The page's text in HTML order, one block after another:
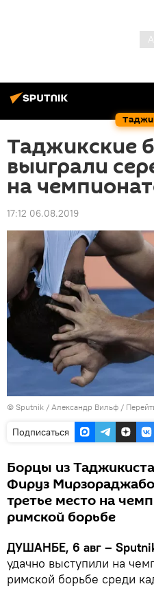
Таджикские
выиграли
на
17:12 06.08.2019
© Sputnik / Александр Вильф /
Подписаться
Борцы из
Фируз
третье место на
римской борьбе
ДУШАНБЕ, 6 авг –
удачно выступили на
римской борьбе среди